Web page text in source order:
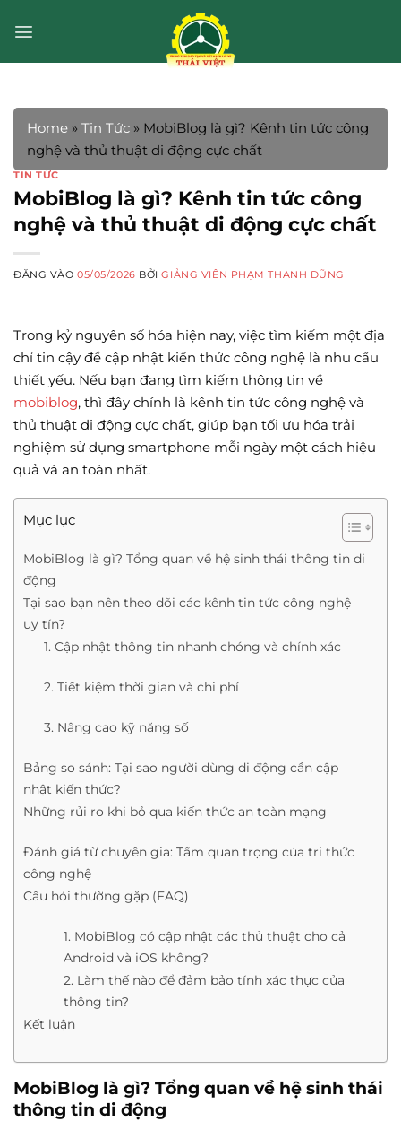
qua
Home » Tin Tức » MobiBlog là gì? Kênh tin tức công
nghệ và thủ thuật di động cực chất
TIN TỨC
MobiBlog là gì? Kênh tin tức công
nghệ và thủ thuật di động cực chất
ĐĂNG VÀO05/05/2026 BỞIGIẢNG VIÊN PHẠM THANH DŨNG
Trong kỷ nguyên số hóa hiện nay, việc tìm kiếm một địa
chỉ tin cậy để cập nhật kiến thức công nghệ là nhu cầu
thiết yếu. Nếu bạn đang tìm kiếm thông tin về
mobiblog, thì đây chính là kênh tin tức công nghệ và
thủ thuật di động cực chất, giúp bạn tối ưu hóa trải
nghiệm sử dụng smartphone mỗi ngày một cách hiệu
quả và an toàn nhất.
Mục lục
MobiBlog là gì? Tổng quan về hệ sinh thái thông tin di
động
Tại sao bạn nên theo dõi các kênh tin tức công nghệ
uy tín?
1. Cập nhật thông tin nhanh chóng và chính xác
2. Tiết kiệm thời gian và chi phí
3. Nâng cao kỹ năng số
Bảng so sánh: Tại sao người dùng di động cần cập
nhật kiến thức?
Những rủi ro khi bỏ qua kiến thức an toàn mạng
Đánh giá từ chuyên gia: Tầm quan trọng của tri thức
công nghệ
Câu hỏi thường gặp (FAQ)
1. MobiBlog có cập nhật các thủ thuật cho cả
Android và iOS không?
2. Làm thế nào để đảm bảo tính xác thực của
thông tin?
Kết luận
MobiBlog là gì? Tổng quan về hệ sinh thái
thông tin di động